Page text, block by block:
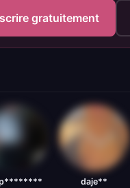
gratuitement
daje**